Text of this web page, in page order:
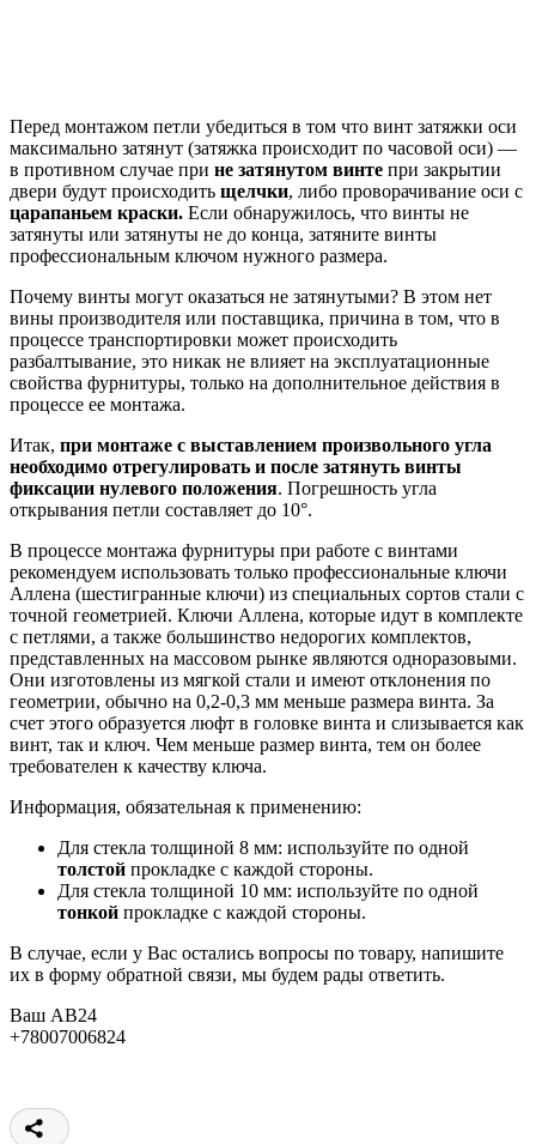
Перед монтажом петли убедиться в том что винт затяжки оси
максимально затянут (затяжка происходит по часовой оси) —
в противном случае при не затянутом винте при закрытии
двери будут происходить щелчки, либо проворачивание оси с
царапаньем краски. Если обнаружилось, что винты не
затянуты или затянуты не до конца, затяните винты
профессиональным ключом нужного размера.
Почему винты могут оказаться не затянутыми? В этом нет
вины производителя или поставщика, причина в том, что в
процессе транспортировки может происходить
разбалтывание, это никак не влияет на эксплуатационные
свойства фурнитуры, только на дополнительное действия в
процессе ее монтажа.
Итак, при монтаже с выставлением произвольного угла
необходимо отрегулировать и после затянуть винты
фиксации нулевого положения. Погрешность угла
открывания петли составляет до 10°.
В процессе монтажа фурнитуры при работе с винтами
рекомендуем использовать только профессиональные ключи
Аллена (шестигранные ключи) из специальных сортов стали с
точной геометрией. Ключи Аллена, которые идут в комплекте
с петлями, а также большинство недорогих комплектов,
представленных на массовом рынке являются одноразовыми.
Они изготовлены из мягкой стали и имеют отклонения по
геометрии, обычно на 0,2-0,3 мм меньше размера винта. За
счет этого образуется люфт в головке винта и слизывается как
винт, так и ключ. Чем меньше размер винта, тем он более
требователен к качеству ключа.
Информация, обязательная к применению:
Для стекла толщиной 8 мм: используйте по одной
толстой прокладке с каждой стороны.
Для стекла толщиной 10 мм: используйте по одной
тонкой прокладке с каждой стороны.
В случае, если у Вас остались вопросы по товару, напишите
их в форму обратной связи, мы будем рады ответить.
Ваш АВ24
+78007006824